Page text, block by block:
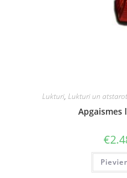
Lukturi, Lukturi un
Apgaismes
€